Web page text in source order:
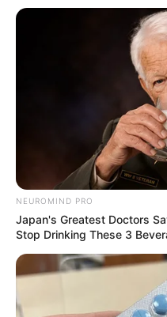
NEUROMIND PRO
Japan's Greatest Doctors
Stop Drinking These 3